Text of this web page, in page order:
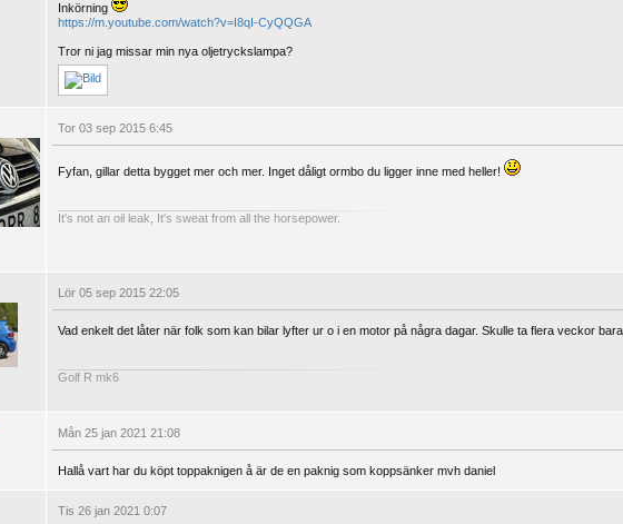
Inkörning
https://m.youtube.com/watch?v=I8qI-CyQQGA
Tror ni jag missar min nya oljetryckslampa?
Tor 03 sep 2015 6:45
Fyfan, gillar detta bygget mer och mer. Inget dåligt ormbo du ligger inne med heller!
It's not an oil leak, It's sweat from all the horsepower.
Lör 05 sep 2015 22:05
Vad enkelt det låter när folk som kan bilar lyfter ur o i en motor på några dagar. Skulle ta flera veckor
Golf R mk6
Mån 25 jan 2021 21:08
Hallå vart har du köpt toppaknigen å är de en paknig som koppsänker mvh daniel
Tis 26 jan 2021 0:07